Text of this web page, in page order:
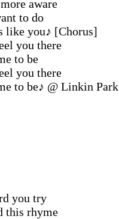
aware
to do
like you♪ [Chorus]
you there
to be
you there
to be♪ @ Linkin Park
you try
this rhyme